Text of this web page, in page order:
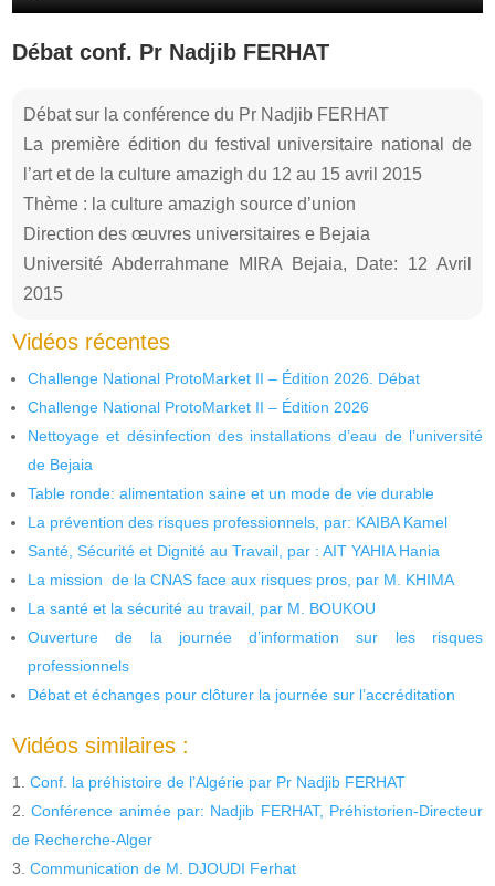
Débat conf. Pr Nadjib FERHAT
Débat sur la conférence du Pr Nadjib FERHAT
La première édition du festival universitaire national de
l’art et de la culture amazigh du 12 au 15 avril 2015
Thème : la culture amazigh source d’union
Direction des œuvres universitaires e Bejaia
Université Abderrahmane MIRA Bejaia, Date: 12 Avril
2015
Vidéos récentes
Challenge National ProtoMarket II – Édition 2026. Débat
Challenge National ProtoMarket II – Édition 2026
Nettoyage et désinfection des installations d’eau de l’université
de Bejaia
Table ronde: alimentation saine et un mode de vie durable
La prévention des risques professionnels, par: KAIBA Kamel
Santé, Sécurité et Dignité au Travail, par : AIT YAHIA Hania
La mission de la CNAS face aux risques pros, par M. KHIMA
La santé et la sécurité au travail, par M. BOUKOU
Ouverture de la journée d’information sur les risques
professionnels
Débat et échanges pour clôturer la journée sur l’accréditation
Vidéos similaires :
Conf. la préhistoire de l’Algérie par Pr Nadjib FERHAT
Conférence animée par: Nadjib FERHAT, Préhistorien-Directeur
de Recherche-Alger
Communication de M. DJOUDI Ferhat